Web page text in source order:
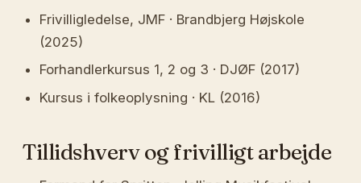
Frivilligledelse, JMF · Brandbjerg Højskole
(2025)
Forhandlerkursus 1, 2 og 3 · DJØF (2017)
Kursus i folkeoplysning · KL (2016)
Tillidshverv og frivilligt arbejde